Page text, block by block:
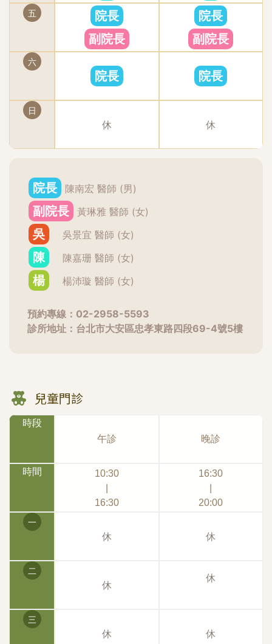
濾鏡之後我的臉變好短啊哈哈哈哈哈哈看來以後要把
小臉模式調到0了，太誇張XDDD【術後第一天：
2022.6.28】因為下巴兩側還有腫脹所以看不出明顯
的拉提感，但法令紋變淺了欸～就算不笑也沒那麼明
顯了。卸妝保養都維持正常方式即可，不過動作要儘
量輕柔一些，因為腫脹的部位用力按壓還是會疼痛的
另外為了讓傷口復原到最好，除非人工皮（美容膠
帶）自己掉下來，否則是不需要撕掉的，黏貼2~3
2022.6.30】原則上第二天跟第三天沒有什麼變化，
道為啥正面臉看起來超腫的！！！嚇到我立刻問”前
輩”（就是比我更早跑去埋線拉提的model朋友）
怎樣才能加速消腫，她叫我去中藥行買“蜈蚣草”來
煮水喝～這個就是蜈蚣草了，基本上一般的中藥行都
有，價格不貴一帖100~150，我個人都是抓個300
塊分三次煮，每次1500c.c.煮成1000c.c，當水喝就
好～【術後第六天：2022.7.2】蜈蚣草威力發揮，
整個腫漲的狀況消很多，兩側的線條變得更順，也越
動物園幫圓仔貓熊慶生，現在手機自拍都不用設定小
臉模式了，背景不會沒事被P歪，哈哈哈【術後第12
又不用修圖(咦)心情真好啊～～～是說這天琢月診所
並約定了回診的時間【術後第14天：2022.7.11】這
天下午要回診，所以特地拍了記錄照，消腫之後忽然
淺、連帶臉也比較有膨潤的感覺，以前下巴尖歸尖但
兩頰鬆弛看起來整體有種操勞憔悴感，現在多了圓潤
感瞬間有種變好命的感覺啊回診的時候陳院長很仔細
地幫我檢查了埋線就定位的狀況與消腫復原情形，陳
院長說一般來說回診是要檢查是否有線材露出、凹凸
顯的微凸起是因為還沒完全消腫，其他的部位都修復
的很好，棒棒～這天我忍不住提了一個很沒禮貌的問
題：『前後去了兩次，一樓的小兒科都爆炸多人但為
什麼琢月診所非常的安靜？？？』一問之下才知道原
來他們是預約制的，一個時段只會預約一組客人，不
是隨便從樓下走進來就可以看診，而且隔音做得很
可以接受的範圍施打完後現場會直接給你看對比圖，
因為是自然填補，所以如果只照鏡子，不看BA圖的
話，其實會沒辦法馬上看出來到底改善在哪來來來！
我很赤裸的提供了我的術前、術後照給大家參考，正
面看頰凹最清楚，雖然沒有填補到圓滑平整，但先追
求自然感，等之後想要完美韓星的時候再來補，一步
步的變化，身邊的人會覺得你越來越漂亮，而不是
「你去做醫美嗎？」這次來是陳嘉珊醫師幫我做的療
程，醫師真的很溫柔又細心，親切程度感覺都要戀愛
了！台北東區醫美、忠孝復興醫美「琢月診所」分享
五
六
日
院長
副院長
院長
休
院長
副院長
院長
休
院長 陳南宏 醫師 (男)
副院長 黃琳雅 醫師 (女)
吳 吳景宜 醫師 (女)
陳 陳嘉珊 醫師 (女)
楊 楊沛璇 醫師 (女)
預約專線：02-2958-5593
診所地址：台北市大安區忠孝東路四段69-4號5樓
兒童門診
時段
時間
一
二
三
午診
10:30
16:30
休
休
休
晚診
16:30
20:00
休
休
休